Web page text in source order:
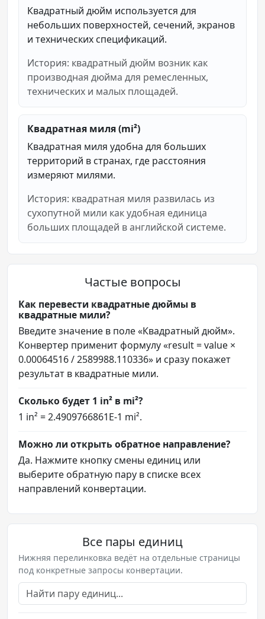
Квадратный дюйм используется для
небольших поверхностей, сечений, экранов
и технических спецификаций.
История: квадратный дюйм возник как
производная дюйма для ремесленных,
технических и малых площадей.
Квадратная миля (mi²)
Квадратная миля удобна для больших
территорий в странах, где расстояния
измеряют милями.
История: квадратная миля развилась из
сухопутной мили как удобная единица
больших площадей в английской системе.
Частые вопросы
Как перевести квадратные дюймы в
квадратные мили?
Введите значение в поле «Квадратный дюйм».
Конвертер применит формулу «result = value ×
0.00064516 / 2589988.110336» и сразу покажет
результат в квадратные мили.
Сколько будет 1 in² в mi²?
1 in² = 2.4909766861E-1 mi².
Можно ли открыть обратное направление?
Да. Нажмите кнопку смены единиц или
выберите обратную пару в списке всех
направлений конвертации.
Все пары единиц
Нижняя перелинковка ведёт на отдельные страницы
под конкретные запросы конвертации.